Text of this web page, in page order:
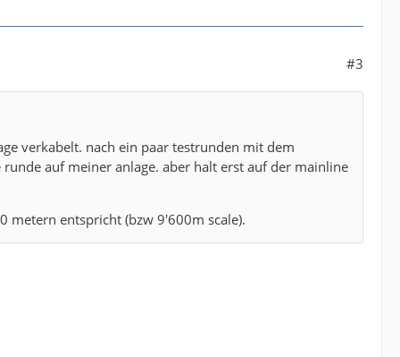
#3
verkabelt. nach ein paar testrunden mit dem
auf meiner anlage. aber halt erst auf der mainline
metern entspricht (bzw 9'600m scale).